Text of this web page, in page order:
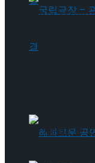
국립극장 –
약 체결
이는 작곡의 장희영
인 피드백도 처음일
마지막으로 극작의
가라고 스스로 말해